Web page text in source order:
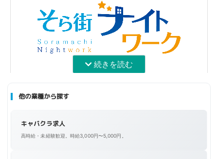
続きを読む
infomen インフォメン
他の業種から探す
キャバクラ求人
高時給・未経験歓迎。時給3,000円〜5,000円。